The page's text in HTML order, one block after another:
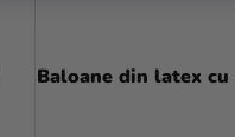
Baloane din latex